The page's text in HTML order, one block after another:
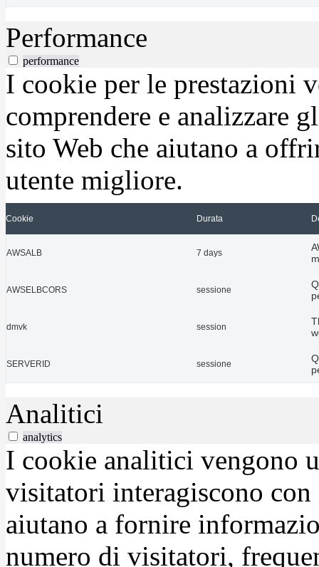
Performance
performance
I cookie per le prestazioni
comprendere e analizzare
sito Web che aiutano a
utente migliore.
Cookie Durata
AWSALB 7 days
AWSELBCORS sessione
dmvk session
SERVERID sessione
Analitici
analytics
I cookie analitici vengono
visitatori interagiscono
aiutano a fornire
numero di visitatori,